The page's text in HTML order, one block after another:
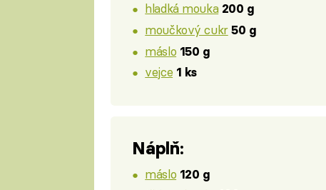
hladká mouka 200 g
moučkový cukr 50 g
máslo 150 g
vejce 1 ks
Náplň:
máslo 120 g